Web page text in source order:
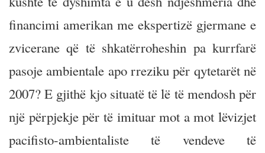
financimi amerikan me ekspertizë gjermane e
zvicerane që të shkatërroheshin pa kurrfarë
pasoje ambientale apo rreziku për qytetarët në
2007? E gjithë kjo situatë të lë të mendosh për
një përpjekje për të imituar mot a mot lëvizjet
pacifisto-ambientaliste të vendeve të